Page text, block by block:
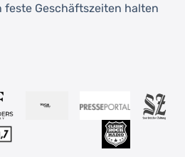
feste Geschäftszeiten halten